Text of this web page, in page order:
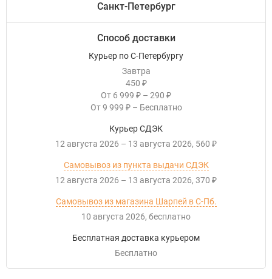
Санкт-Петербург
Способ доставки
Курьер по С-Петербургу
Завтра
450 ₽
От 6 999 ₽ – 290 ₽
От 9 999 ₽ – Бесплатно
Курьер СДЭК
12 августа 2026 – 13 августа 2026 560 ₽
Самовывоз из пункта выдачи СДЭК
12 августа 2026 – 13 августа 2026 370 ₽
Самовывоз из магазина Шарпей в С-Пб.
10 августа 2026
Бесплатно
Бесплатная доставка курьером
Бесплатно